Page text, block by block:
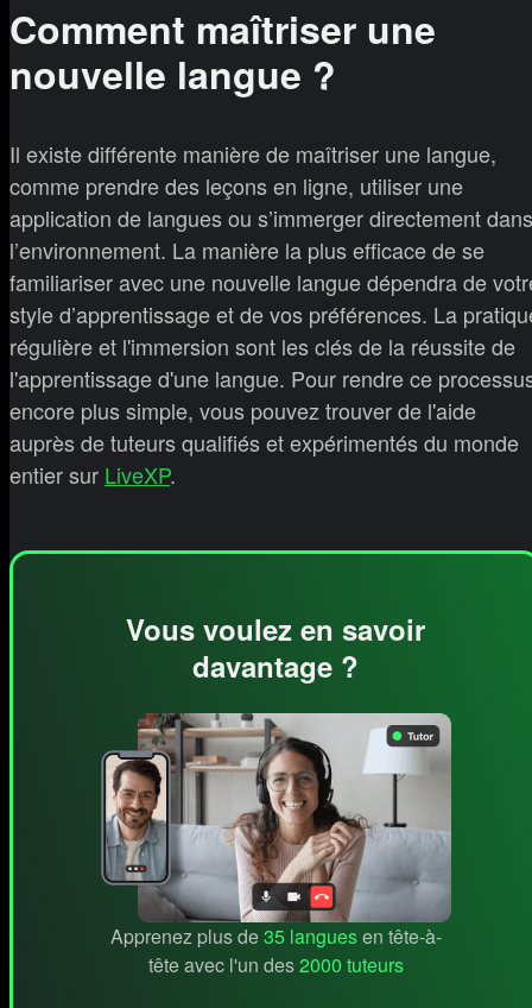
Comment maîtriser une
nouvelle langue ?
Il existe différente manière de maîtriser une langue,
comme prendre des leçons en ligne, utiliser une
application de langues ou s’immerger directement dans
l’environnement. La manière la plus efficace de se
familiariser avec une nouvelle langue dépendra de
style d’apprentissage et de vos préférences. La
régulière et l'immersion sont les clés de la réussite de
l'apprentissage d'une langue. Pour rendre ce
encore plus simple, vous pouvez trouver de l'aide
auprès de tuteurs qualifiés et expérimentés du monde
entier sur LiveXP.
Vous voulez en savoir
davantage ?
Apprenez plus de35 languesen tête-à-
tête avec l'un des2000 tuteurs